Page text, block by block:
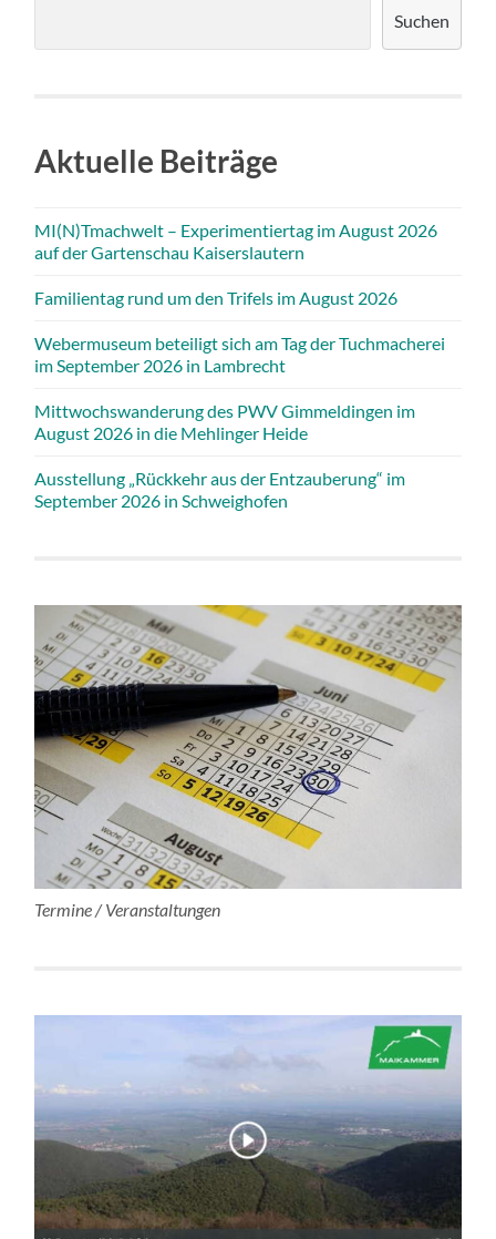
Suchen
Aktuelle Beiträge
MI(N)Tmachwelt – Experimentiertag im August 2026
auf der Gartenschau Kaiserslautern
Familientag rund um den Trifels im August 2026
Webermuseum beteiligt sich am Tag der Tuchmacherei
im September 2026 in Lambrecht
Mittwochswanderung des PWV Gimmeldingen im
August 2026 in die Mehlinger Heide
Ausstellung „Rückkehr aus der Entzauberung“ im
September 2026 in Schweighofen
Termine / Veranstaltungen